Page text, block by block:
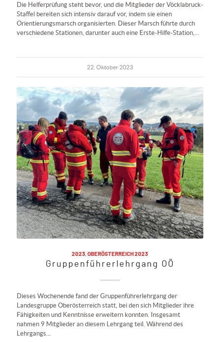
Die Helferprüfung steht bevor, und die Mitglieder der Vöcklabruck-
Staffel bereiten sich intensiv darauf vor, indem sie einen
Orientierungsmarsch organisierten. Dieser Marsch führte durch
verschiedene Stationen, darunter auch eine Erste-Hilfe-Station,…
22. Oktober 2023
2023 ,OBERÖSTERREICH 2023
Gruppenführerlehrgang OÖ
Dieses Wochenende fand der Gruppenführerlehrgang der
Landesgruppe Oberösterreich statt, bei den sich Mitglieder ihre
Fähigkeiten und Kenntnisse erweitern konnten. Insgesamt
nahmen 9 Mitglieder an diesem Lehrgang teil. Während des
Lehrgangs…